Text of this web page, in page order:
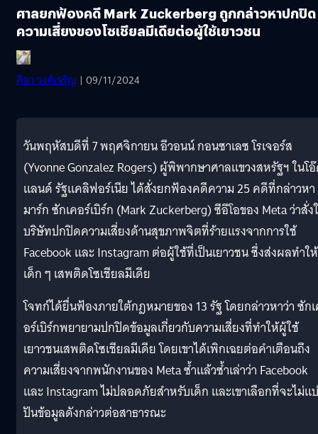
ศาลยกฟ้องคดี Mark Zuckerberg ถูกกล่าวหาปกปิด
ความเสี่ยงของโซเชียลมีเดียต่อผู้ใช้เยาวชน
ศิลา วงศ์เจริญ | 09/11/2024
วันพฤหัสบดีที่ 7 พฤศจิกายน อีวอนน์ กอนซาเลซ โรเจอร์ส
(Yvonne Gonzalez Rogers) ผู้พิพากษาศาลแขวงสหรัฐฯ ในโ
แลนด์ รัฐแคลิฟอร์เนีย ได้สั่งยกฟ้องคดีความ 25 คดีที่กล่าวหา
มาร์ก ซักเคอร์เบิร์ก (Mark Zuckerberg) ซีอีโอของ Meta ว่าสั่ง
บริษัทปกปิดความเสี่ยงด้านสุขภาพจิตที่ร้ายแรงจากการใช้
Facebook และ Instagram ต่อผู้ใช้ที่เป็นเยาวชน ซึ่งส่งผลทำให้
เด็ก ๆ เสพติดโซเชียลมีเดีย
โจทก์ได้ยื่นฟ้องภายใต้กฎหมายของ 13 รัฐ โดยกล่าวหาว่า ซัก
อร์เบิร์กพยายามปกปิดข้อมูลเกี่ยวกับความเสี่ยงที่ทำให้ผู้ใช้
เยาวชนเสพติดโซเชียลมีเดีย โดยเขาได้เพิกเฉยต่อคำเตือนถึง
ความเสี่ยงจากพนักงานของ Meta ซ้ำแล้วซ้ำเล่าว่า Facebook
และ Instagram ไม่ปลอดภัยสำหรับเด็ก และเขาเลือกที่จะไม่แ
ปันข้อมูลดังกล่าวต่อสาธารณะ